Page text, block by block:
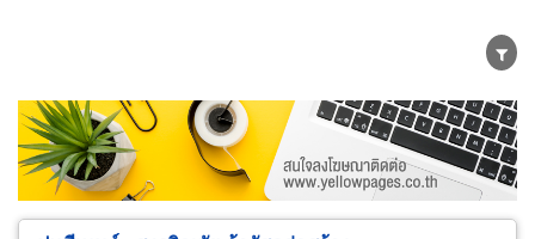
ขายส่ง ขายปลีก ผู้ผลิต
ตัวแทนจัดจำหน่าย
ผู้ส่งออก/นำเข้า
ธุรกิจบริการ